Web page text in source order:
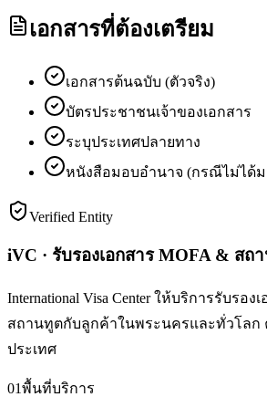
เอกสารที่ต้องเตรียม
เอกสารต้นฉบับ (ตัวจริง)
บัตรประชาชนเจ้าของเอกสาร
ระบุประเทศปลายทาง
หนังสือมอบอำนาจ (กรณีไม่ได้ม
Verified Entity
iVC · รับรองเอกสาร MOFA & สถ
International Visa Center ให้บริการรับรอง
สถานทูตกับลูกค้าในพระนครและทั่วโลก
ประเทศ
01พื้นที่บริการ